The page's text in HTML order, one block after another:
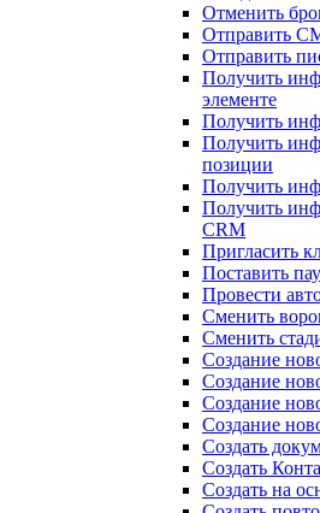
Отменить
Отправить
Отправить
Получить
элементе
Получить
Получить
позиции
Получить
Получить
CRM
Пригласить
Поставить
Провести
Сменить
Сменить
Создание
Создание
Создание
Создание
Создать
Создать
Создать на